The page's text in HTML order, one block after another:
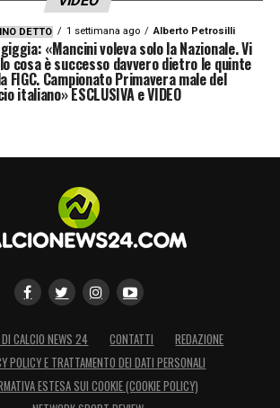
DETTO 1 settimana ago Alberto Petrosilli
«Mancini voleva solo la Nazionale. Vi
cosa è successo davvero dietro le quinte
FIGC. Campionato Primavera male del
italiano» ESCLUSIVA e VIDEO
CALCIO NEWS 24 CONTATTI
REDAZIONE
POLICY E TRATTAMENTO DEI DATI PERSONALI
ESTESA SUI COOKIE (COOKIE POLICY)